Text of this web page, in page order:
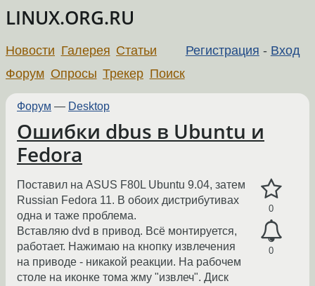
LINUX.ORG.RU
Регистрация - Вход
Новости Галерея Статьи
Форум Опросы Трекер Поиск
Форум — Desktop
Ошибки dbus в Ubuntu и
Fedora
0
0
Поставил на ASUS F80L Ubuntu 9.04, затем
Russian Fedora 11. В обоих дистрибутивах
одна и таже проблема.
Вставляю dvd в привод. Всё монтируется,
работает. Нажимаю на кнопку извлечения
на приводе - никакой реакции. На рабочем
столе на иконке тома жму "извлеч". Диск